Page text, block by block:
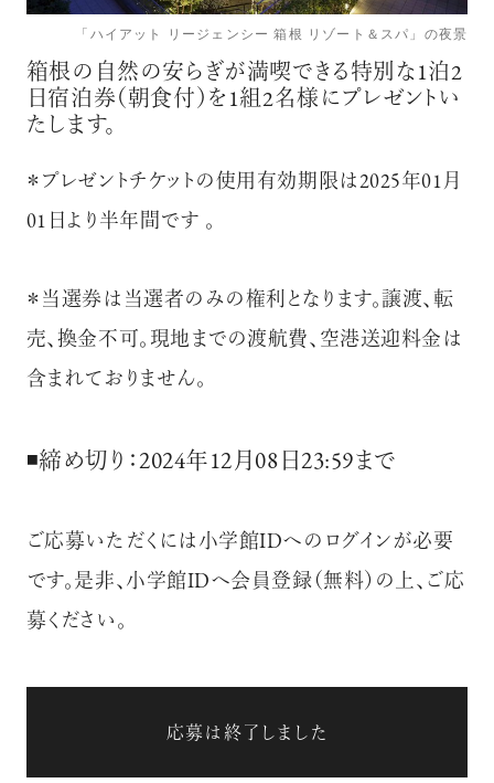
「ハイアット リージェンシー 箱根 リゾート＆スパ」の夜景
箱根の自然の安らぎが満喫できる特別な1泊2
日宿泊券（朝食付）を1組2名様にプレゼントい
たします。
＊プレゼントチケットの使用有効期限は2025年01月
01日より半年間です 。
＊当選券は当選者のみの権利となります。譲渡、転
売、換金不可。現地までの渡航費、空港送迎料金は
含まれておりません。
◾️締め切り：2024年12月08日23:59まで
ご応募いただくには小学館IDへのログインが必要
です。是非、小学館IDへ会員登録（無料）の上、ご応
募ください。
応募は終了しました